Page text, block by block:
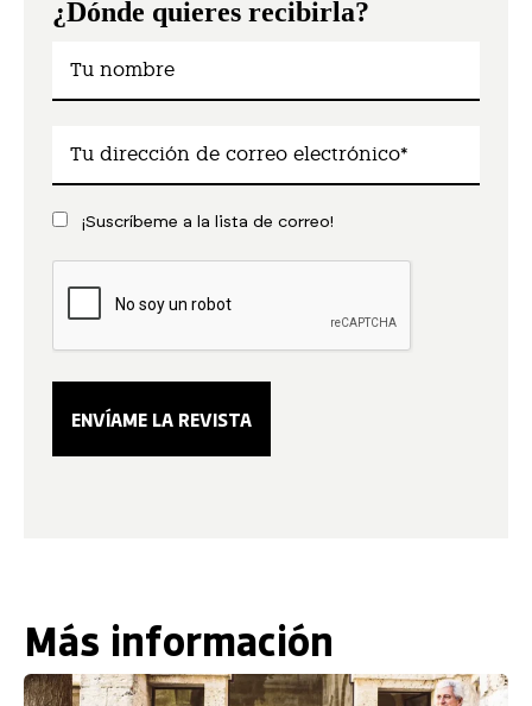
¿Dónde quieres recibirla?
¡Suscríbeme a la lista de correo!
Más información